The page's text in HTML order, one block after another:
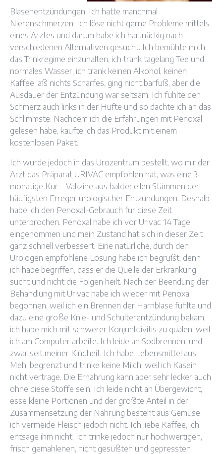
Blasenentzündungen. Ich hatte manchmal
Nierenschmerzen. Ich löse nicht gerne Probleme mittels
eines Arztes und darum habe ich hartnäckig nach
verschiedenen Alternativen gesucht. Ich bemühte mich
das Trinkregime einzuhalten, ich trank tagelang Tee und
normales Wasser, ich trank keinen Alkohol, keinen
Kaffee, aß nichts Scharfes, ging nicht barfuß, aber die
Ausdauer der Entzündung war seltsam. Ich fühlte den
Schmerz auch links in der Hüfte und so dachte ich an das
Schlimmste. Nachdem ich die Erfahrungen mit Penoxal
gelesen habe, kaufte ich das Produkt mit einem
kostenlosen Paket.
Ich wurde jedoch in das Urozentrum bestellt, wo mir der
Arzt das Präparat URIVAC empfohlen hat, was eine 3-
monatige Kur – Vakzine aus bakteriellen Stämmen der
häufigsten Erreger urologischer Entzündungen. Deshalb
habe ich den Penoxal-Gebrauch für diese Zeit
unterbrochen. Penoxal habe ich vor Urivac 14 Tage
eingenommen und mein Zustand hat sich in dieser Zeit
ganz schnell verbessert. Eine natürliche, durch den
Urologen empfohlene Lösung habe ich begrüßt, denn
ich habe begriffen, dass er die Quelle der Erkrankung
sucht und nicht die Folgen heilt. Nach der Beendung der
Behandlung mit Urivac habe ich wieder mit Penoxal
begonnen, weil ich ein Brennen der Harnblase fühlte und
dazu eine große Knie- und Schulterentzündung bekam,
ich habe mich mit schwerer Konjunktivitis zu quälen, weil
ich am Computer arbeite. Ich leide an Sodbrennen, und
zwar seit meiner Kindheit. Ich habe Lebensmittel aus
Mehl begrenzt und trinke keine Milch, weil ich Kasein
nicht vertrage. Die Ernährung kann aber sehr lecker auch
ohne diese Stoffe sein. Ich leide nicht an Übergewicht,
esse kleine Portionen und der größte Anteil in der
Zusammensetzung der Nahrung besteht aus Gemüse,
ich vermeide Fleisch jedoch nicht. Ich liebe Kaffee, ich
entsage ihm nicht. Ich trinke jedoch nur hochwertigen,
frisch gemahlenen, nicht gesüßten und gepressten